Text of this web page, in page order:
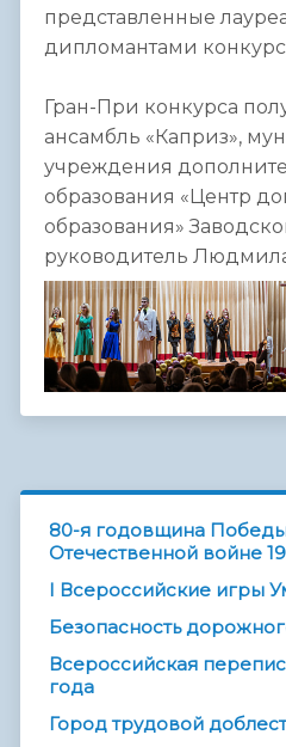
представленные
дипломантами
Гран-При конкурса
ансамбль «Каприз»,
учреждения
образования «Центр
образования»
руководитель
80-я годовщина
Отечественной войне
I Всероссийские игры
Безопасность
Всероссийская
года
Город трудовой